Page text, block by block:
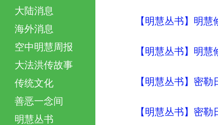
大陆消息
海外消息
空中明慧周报
大法洪传故事
传统文化
善恶一念间
明慧丛书
【明慧丛书】明
【明慧丛书】明
【明慧丛书】密
【明慧丛书】密